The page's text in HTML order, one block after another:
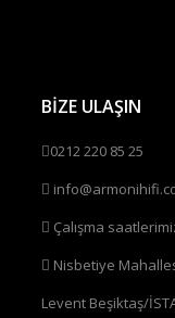
BİZE ULAŞIN
0212 220 85 25
Çalışma
Nisbetiye
Levent Beşiktaş/